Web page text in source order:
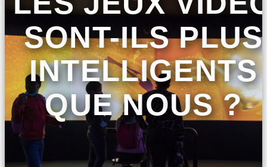
SONT-ILS PLUS
INTELLIGENTS
QUE NOUS ?